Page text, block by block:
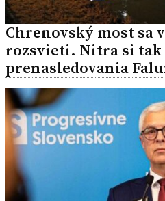
Chrenovský most sa
rozsvieti. Nitra si
prenasledovania